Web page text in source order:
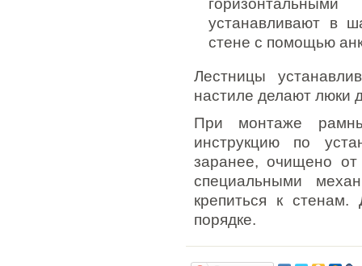
устанавливают в
стене с помощью
Лестницы
настиле делают люки
При монтаже
инструкцию по
заранее, очищено
специальными
крепиться к
порядке.